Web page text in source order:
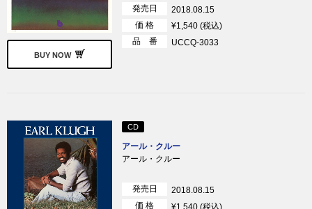
BUY NOW
発売日
2018.08.15
価 格
¥1,540 (税込)
品 番
UCCQ-3033
CD
アール・クルー
アール・クルー
発売日
2018.08.15
価 格
¥1,540 (税込)